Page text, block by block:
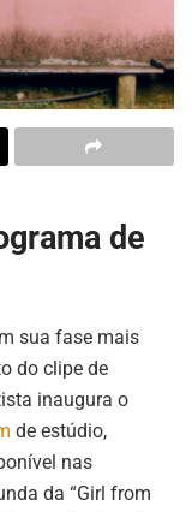
de
sua fase mais
do clipe de
inaugura o
de estúdio,
nas
da “Girl from